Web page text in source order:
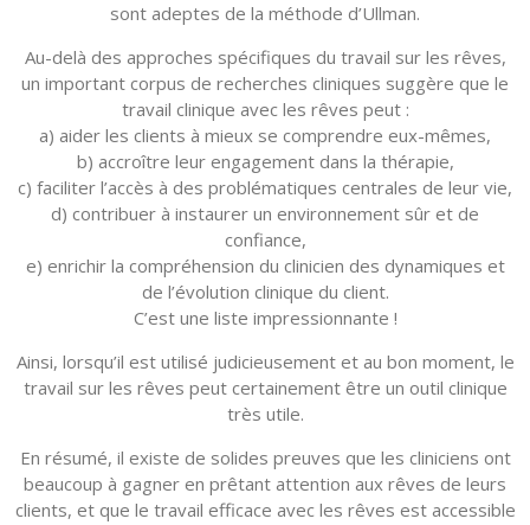
sont adeptes de la méthode d’Ullman.
Au-delà des approches spécifiques du travail sur les rêves,
un important corpus de recherches cliniques suggère que le
travail clinique avec les rêves peut :
a) aider les clients à mieux se comprendre eux-mêmes,
b) accroître leur engagement dans la thérapie,
c) faciliter l’accès à des problématiques centrales de leur vie,
d) contribuer à instaurer un environnement sûr et de
confiance,
e) enrichir la compréhension du clinicien des dynamiques et
de l’évolution clinique du client.
C’est une liste impressionnante !
Ainsi, lorsqu’il est utilisé judicieusement et au bon moment, le
travail sur les rêves peut certainement être un outil clinique
très utile.
En résumé, il existe de solides preuves que les cliniciens ont
beaucoup à gagner en prêtant attention aux rêves de leurs
clients, et que le travail efficace avec les rêves est accessible